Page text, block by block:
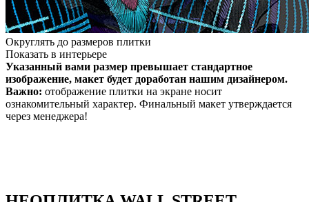
Округлять до размеров плитки
Показать в интерьере
Указанный вами размер превышает стандартное
изображение, макет будет доработан нашим дизайнером.
Важно: отображение плитки на экране носит
ознакомительный характер. Финальный макет утверждается
через менеджера!